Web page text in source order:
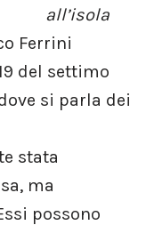
all’isola
Ferrini
del settimo
si parla dei
stata
ma
possono